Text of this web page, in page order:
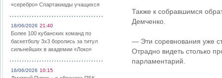
«серебро» Спартакиады учащихся
18/06/2026 21:40
Более 100 кубанских команд по
баскетболу 3х3 боролись за титул
сильнейших в академии «Локо»
16/06/2026 10:15
Также к собравшимся
Демченко.
— Эти соревнования уже
Отрадно видеть столько
парламентарий.